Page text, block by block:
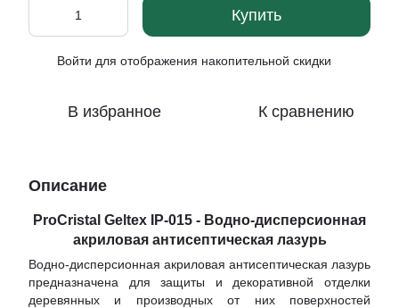
Купить
Войти для отображения накопительной скидки
В избранное К сравнению
Описание
ProCristal Geltex IР-015 - Водно-дисперсионная
акриловая антисептическая лазурь
Водно-дисперсионная акриловая антисептическая лазурь
предназначена для защиты и декоративной отделки
деревянных и производных от них поверхностей